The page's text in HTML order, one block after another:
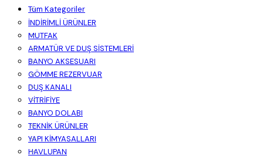
Tüm Kategoriler
İNDİRİMLİ ÜRÜNLER
MUTFAK
ARMATÜR VE DUŞ SİSTEMLERİ
BANYO AKSESUARI
GÖMME REZERVUAR
DUŞ KANALI
VİTRİFİYE
BANYO DOLABI
TEKNİK ÜRÜNLER
YAPI KİMYASALLARI
HAVLUPAN